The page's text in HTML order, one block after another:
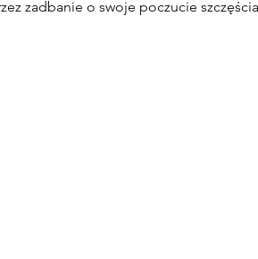
zadbanie o swoje poczucie